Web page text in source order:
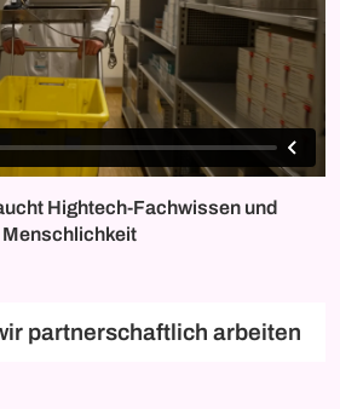
Hightech-Fachwissen und
Menschlichkeit
partnerschaftlich arbeiten